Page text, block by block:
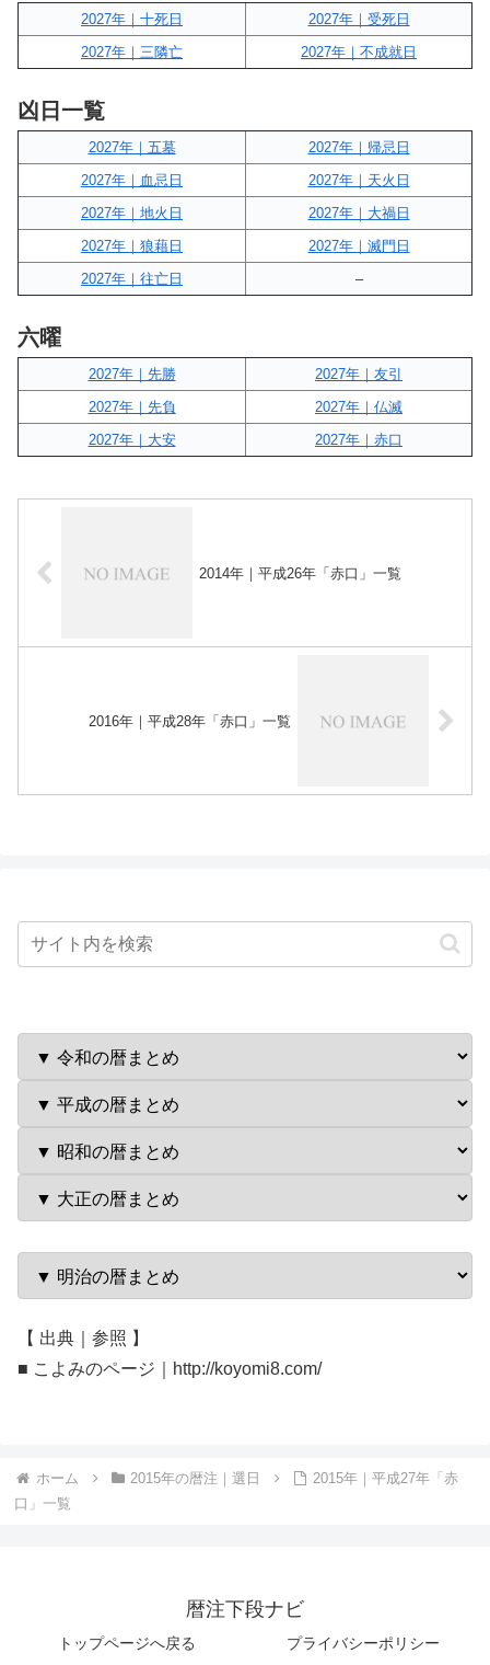
2027年｜十死日
2027年｜受死日
2027年｜三隣亡
2027年｜不成就日
凶日一覧
2027年｜五墓
2027年｜帰忌日
2027年｜血忌日
2027年｜天火日
2027年｜地火日
2027年｜大禍日
2027年｜狼藉日
2027年｜滅門日
2027年｜往亡日
–
六曜
2027年｜先勝
2027年｜友引
2027年｜先負
2027年｜仏滅
2027年｜大安
2027年｜赤口
2014年｜平成26年「赤口」一覧
2016年｜平成28年「赤口」一覧
【 出典｜参照 】
■ こよみのページ｜http://koyomi8.com/
ホーム 2015年の暦注｜選日
2015年｜平成27年「赤
口」一覧
暦注下段ナビ
トップページへ戻る プライバシーポリシー